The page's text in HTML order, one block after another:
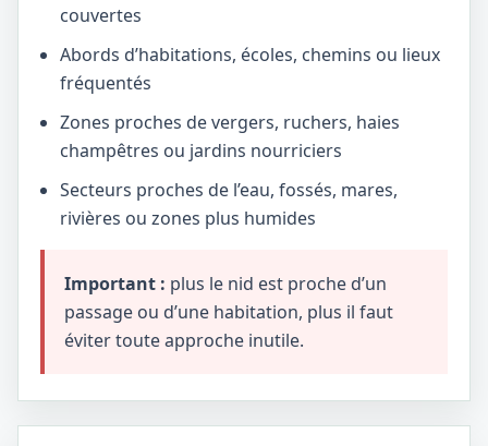
couvertes
Abords d’habitations, écoles, chemins ou lieux
fréquentés
Zones proches de vergers, ruchers, haies
champêtres ou jardins nourriciers
Secteurs proches de l’eau, fossés, mares,
rivières ou zones plus humides
Important : plus le nid est proche d’un
passage ou d’une habitation, plus il faut
éviter toute approche inutile.